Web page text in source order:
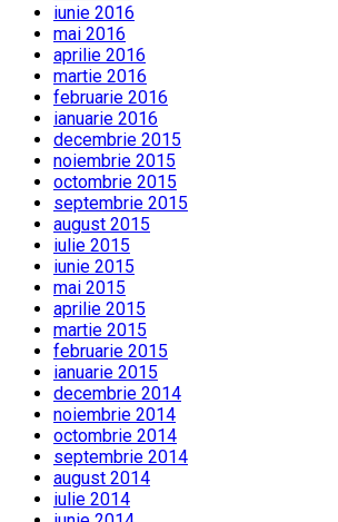
iunie 2016
mai 2016
aprilie 2016
martie 2016
februarie 2016
ianuarie 2016
decembrie 2015
noiembrie 2015
octombrie 2015
septembrie 2015
august 2015
iulie 2015
iunie 2015
mai 2015
aprilie 2015
martie 2015
februarie 2015
ianuarie 2015
decembrie 2014
noiembrie 2014
octombrie 2014
septembrie 2014
august 2014
iulie 2014